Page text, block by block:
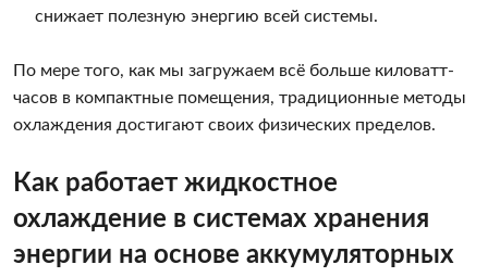
снижает полезную энергию всей системы.
По мере того, как мы загружаем всё больше киловатт-
часов в компактные помещения, традиционные методы
охлаждения достигают своих физических пределов.
Как работает жидкостное
охлаждение в системах хранения
энергии на основе аккумуляторных